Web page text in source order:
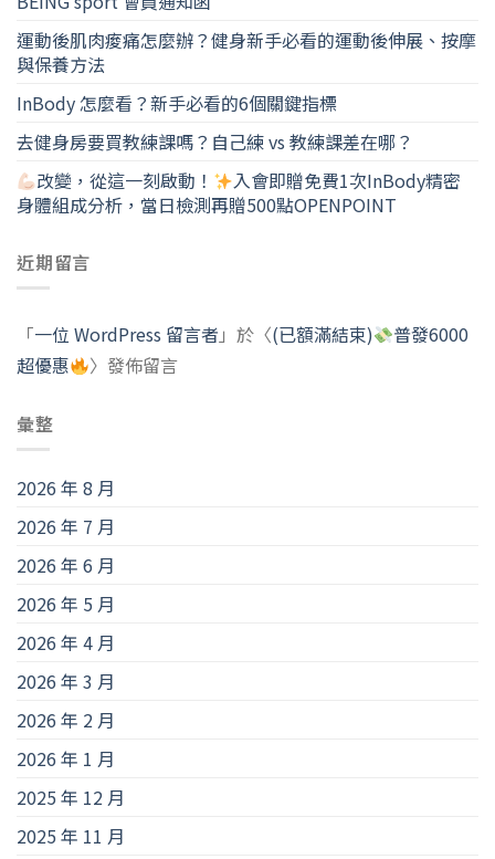
運動後肌肉痠痛怎麼辦？健身新手必看的運動後伸展、按摩
與保養方法
InBody 怎麼看？新手必看的6個關鍵指標
去健身房要買教練課嗎？自己練 vs 教練課差在哪？
改變，從這一刻啟動！
入會即贈免費1次InBody精密
身體組成分析，當日檢測再贈500點OPENPOINT
近期留言
「一位 WordPress 留言者 」於〈(已額滿結束)
普發6000
超優惠
〉發佈留言
彙整
2026 年 8 月
2026 年 7 月
2026 年 6 月
2026 年 5 月
2026 年 4 月
2026 年 3 月
2026 年 2 月
2026 年 1 月
2025 年 12 月
2025 年 11 月